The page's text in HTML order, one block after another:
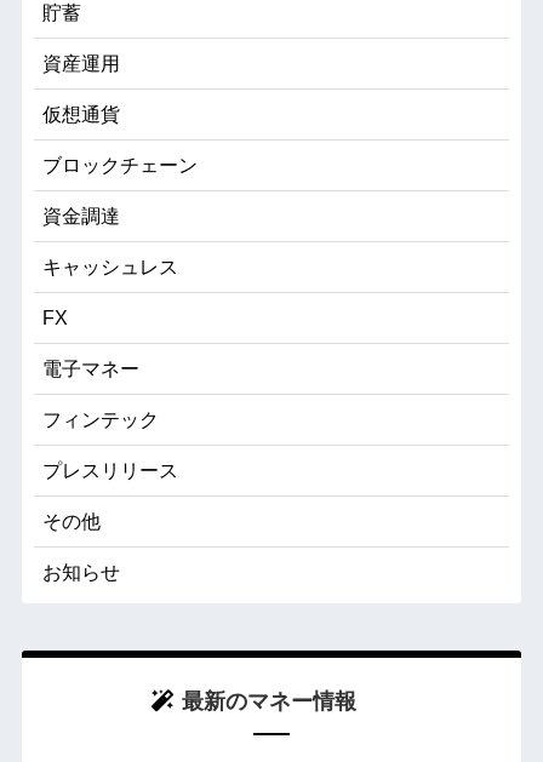
貯蓄
資産運用
仮想通貨
ブロックチェーン
資金調達
キャッシュレス
FX
電子マネー
フィンテック
プレスリリース
その他
お知らせ
最新のマネー情報